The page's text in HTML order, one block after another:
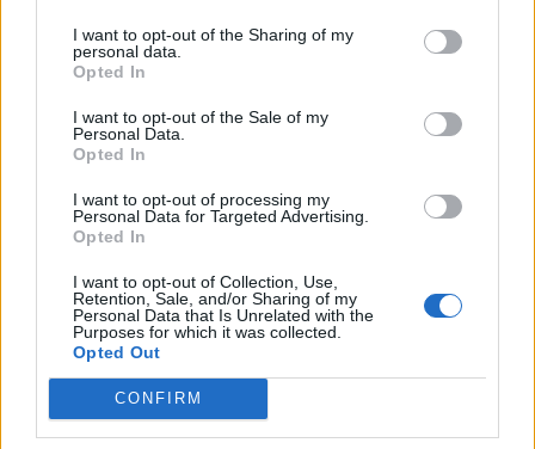
I want to opt-out of the Sharing of my
personal data.
Opted In
I want to opt-out of the Sale of my
Personal Data.
Opted In
I want to opt-out of processing my
Personal Data for Targeted Advertising.
Opted In
I want to opt-out of Collection, Use,
Retention, Sale, and/or Sharing of my
Personal Data that Is Unrelated with the
Purposes for which it was collected.
Opted Out
CONFIRM
cerca conferma Perotti nel 4-2-3-1, ma è
ballottaggio con El Shaarawy. In cabina di regia
De Rossi con Strootman al suo fianco.
Redazione Fantacalcio.it